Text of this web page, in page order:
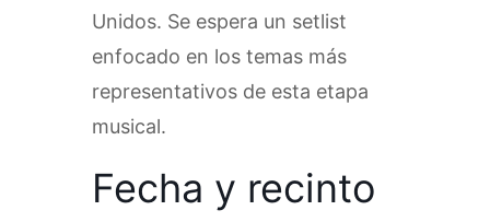
Unidos. Se espera un setlist
enfocado en los temas más
representativos de esta etapa
musical.
Fecha y recinto